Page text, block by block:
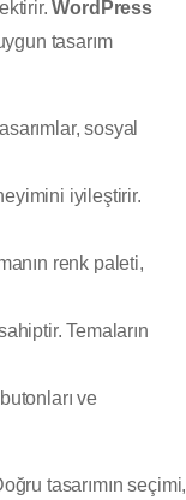
WordPress
tasarım
sosyal
iyileştirir.
renk paleti,
Temaların
ve
tasarımın seçimi,